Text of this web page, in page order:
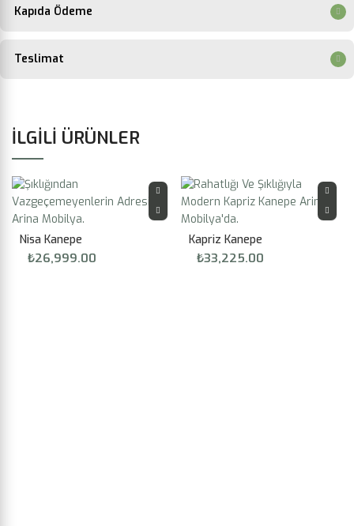
Kapıda Ödeme
Teslimat
İLGILI ÜRÜNLER
Nisa Kanepe
₺26,999.00
Kapriz Kanepe
₺33,225.00